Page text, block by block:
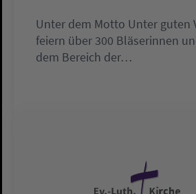
Unter dem Motto Unter guten
feiern über 300 Bläserinnen
dem Bereich der…